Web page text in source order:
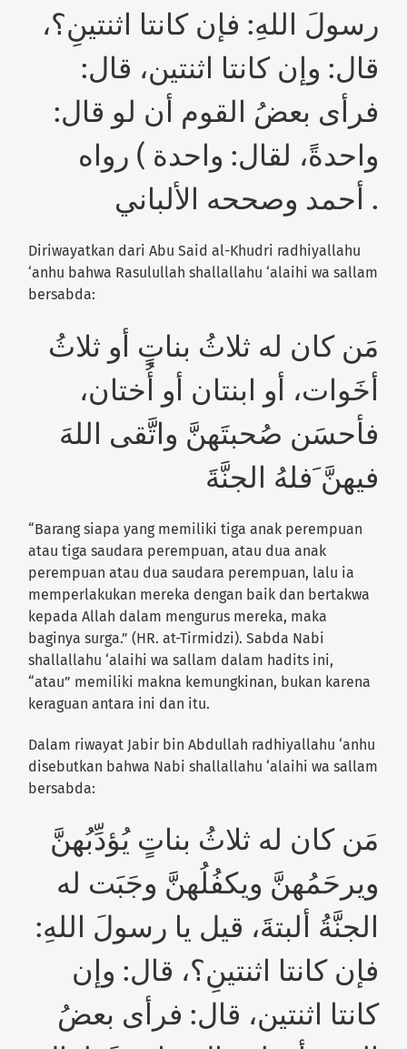
رسولَ اللهِ: فإن كانتا اثنتينِ؟،
قال: وإن كانتا اثنتين، قال:
فرأى بعضُ القوم أن لو قال:
واحدةً، لقال: واحدة ) رواه
أحمد وصححه الألباني .
Diriwayatkan dari Abu Said al-Khudri radhiyallahu
‘anhu bahwa Rasulullah shallallahu ‘alaihi wa sallam
bersabda:
أخَوات، أو ابنتان أو أُختان،
فأحسَن صُحبتَهنَّ واتَّقى اللهَ
فيهنَّ َفلهُ الجنَّةَ
“Barang siapa yang memiliki tiga anak perempuan
atau tiga saudara perempuan, atau dua anak
perempuan atau dua saudara perempuan, lalu ia
memperlakukan mereka dengan baik dan bertakwa
kepada Allah dalam mengurus mereka, maka
baginya surga.” (HR. at-Tirmidzi). Sabda Nabi
shallallahu ‘alaihi wa sallam dalam hadits ini,
“atau” memiliki makna kemungkinan, bukan karena
keraguan antara ini dan itu.
Dalam riwayat Jabir bin Abdullah radhiyallahu ‘anhu
disebutkan bahwa Nabi shallallahu ‘alaihi wa sallam
bersabda:
مَن كان له ثلاثُ بناتٍ يُؤدِّبُهنَّ
ويرحَمُهنَّ ويكفُلُهنَّ وجَبَت له
الجنَّةُ ألبتةَ، قيل يا رسولَ اللهِ:
فإن كانتا اثنتينِ؟، قال: وإن
كانتا اثنتين، قال: فرأى بعضُ